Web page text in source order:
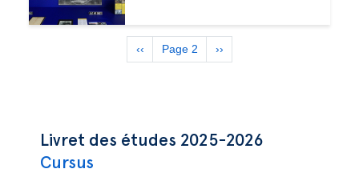
Navigation principale
Livret des études 2025-2026
Cursus
Pagination
Previous
page
‹‹ Page 2
Next
page
››